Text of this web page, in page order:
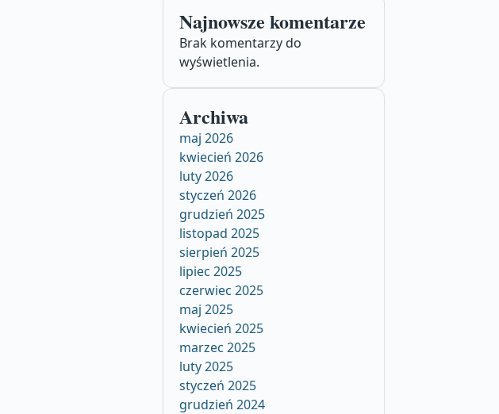
Najnowsze komentarze
Brak komentarzy do
wyświetlenia.
Archiwa
maj 2026
kwiecień 2026
luty 2026
styczeń 2026
grudzień 2025
listopad 2025
sierpień 2025
lipiec 2025
czerwiec 2025
maj 2025
kwiecień 2025
marzec 2025
luty 2025
styczeń 2025
grudzień 2024